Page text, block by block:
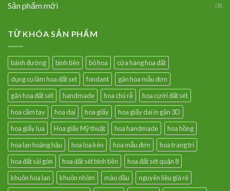
Sản phẩm mới (8)
TỪ KHÓA SẢN PHẨM
bánh đường bình tiên bó hoa
cửa hàng hoa đất
dụng cụ làm hoa đất set
fondant
gân hoa mẫu đơn
gân hoa đất sét
handmade hoa chú rễ
hoa cưới đất sét
hoa cầm tay
hoa dại hoa giấy
hoa giấy dai in gân 3D
hoa giấy lụa
Hoa giấy Mỹ thuật hoa handmade
hoa hồng
hoa lan hoàng hậu
hoa loa kèn hoa mẫu đơn
hoa trang trí
hoa đất sài gòn
hoa đất sét bình tiên
hoa đất sét quận 8
khuôn hoa lan
khuôn nhôm màu dầu
nguyên liệu giá rẻ